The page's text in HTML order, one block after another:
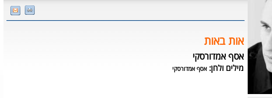
אות באות
אסף אמדורסקי
מילים ולחן: אסף אמדורסקי